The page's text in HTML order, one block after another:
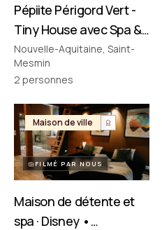
Pépiite Périgord Vert -
Tiny House avec Spa &
Bain Nordique en
Dordogne
Nouvelle-Aquitaine, Saint-
Mesmin
2 personnes
Maison de ville
FILMÉ PAR NOUS
Maison de détente et
spa · Disney •